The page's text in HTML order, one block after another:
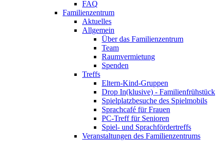
FAQ
Familienzentrum
Aktuelles
Allgemein
Über das Familienzentrum
Team
Raumvermietung
Spenden
Treffs
Eltern-Kind-Gruppen
Drop In(klusive) - Familienfrühstück
Spielplatzbesuche des Spielmobils
Sprachcafé für Frauen
PC-Treff für Senioren
Spiel- und Sprachfördertreffs
Veranstaltungen des Familienzentrums